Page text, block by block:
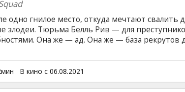
одно гнилое место, откуда мечтают свалить
злодеи. Тюрьма Белль Рив — для
Она же — ад. Она же — база рекрутов
латышском и русском языках.
В кино с 06.08.2021